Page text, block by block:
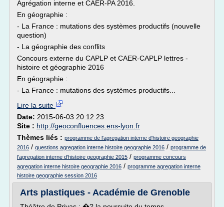
Agrégation interne et CAER-PA 2016.
En géographie :
- La France : mutations des systèmes productifs (nouvelle
question)
- La géographie des conflits
Concours externe du CAPLP et CAER-CAPLP lettres -
histoire et géographie 2016
En géographie :
- La France : mutations des systèmes productifs...
Lire la suite
Date: 2015-06-03 20:12:23
Site : http://geoconfluences.ens-lyon.fr
Thèmes liés : programme de l'agregation interne d'histoire geographie
2016 / questions agregation interne histoire geographie 2016 / programme de
l'agregation interne d'histoire geographie 2015 / programme concours
agregation interne histoire geographie 2016 / programme agregation interne
histoire geographie session 2016
Arts plastiques - Académie de Grenoble